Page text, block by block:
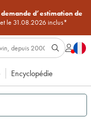
d’estimation de
le 31.08.2026 inclus*
Encyclopédie